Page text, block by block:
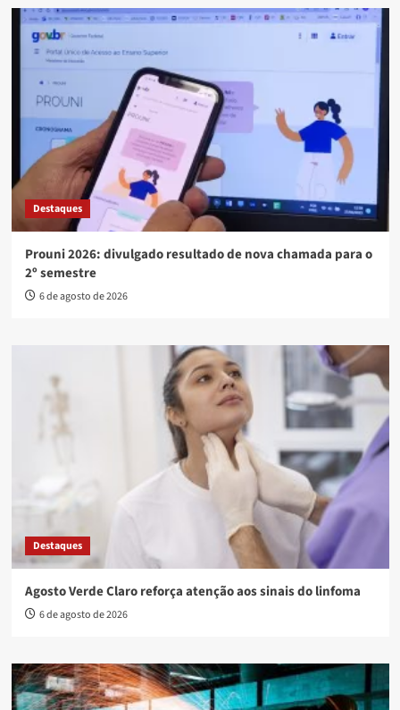
Destaques
Prouni 2026: divulgado resultado de nova chamada para o
2º semestre
6 de agosto de 2026
Destaques
Agosto Verde Claro reforça atenção aos sinais do linfoma
6 de agosto de 2026